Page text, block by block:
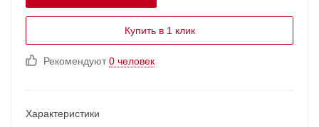
Купить в 1 клик
Рекомендуют0 человек
Характеристики